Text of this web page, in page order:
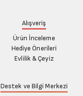
Alışveriş
Ürün İnceleme
Hediye Önerileri
Evlilik & Çeyiz
Destek ve Bilgi Merkezi